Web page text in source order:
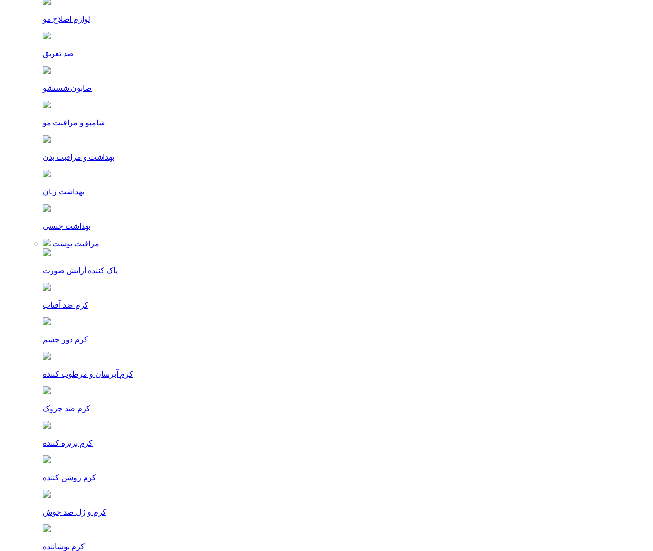
لوازم اصلاح مو
ضد تعریق
صابون شستشو
شامپو و مراقبت مو
بهداشت و مراقبت بدن
بهداشت زنان
بهداشت جنسی
مراقبت پوست
پاک کننده آرایش صورت
کرم ضد آفتاب
کرم دور چشم
کرم آبرسان و مرطوب کننده
کرم ضد چروک
کرم برنزه کننده
کرم روشن کننده
کرم و ژل ضد جوش
کرم پوشاننده